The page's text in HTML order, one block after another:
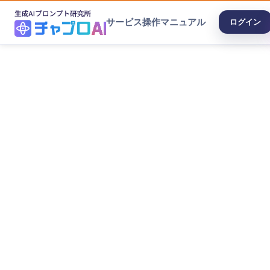
サービス操作マニュアル ログイン